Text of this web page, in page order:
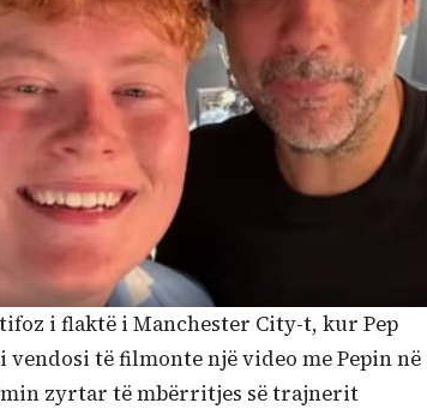
i flaktë i Manchester City-t, kur Pep
të filmonte një video me Pepin në
zyrtar të mbërritjes së trajnerit